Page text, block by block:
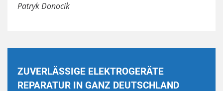
Patryk Donocik
ZUVERLÄSSIGE ELEKTROGERÄTE
REPARATUR IN GANZ DEUTSCHLAND